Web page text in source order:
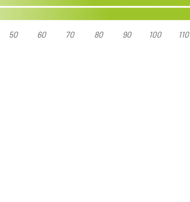
50 60 70 80 90 100 110